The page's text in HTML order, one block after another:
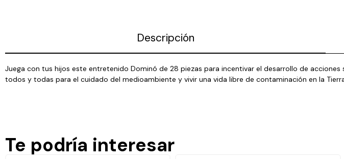
Descripción
Juega con tus hijos este entretenido Dominó de 28 piezas para incentivar el desarrollo de
todos y todas para el cuidado del medioambiente y vivir una vida libre de contaminación en la
Te podría interesar